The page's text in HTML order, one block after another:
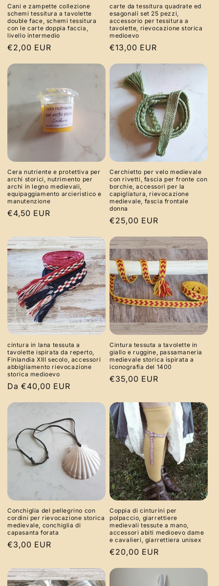
Cani e zampette collezione
schemi tessitura a tavolette
double face, schemi tessitura
con le carte doppia faccia,
livello intermedio
Prezzo
listino
€2,00 EUR
carte da tessitura quadrate ed
esagonali set 25 pezzi,
accessorio per tessitura a
tavolette, rievocazione storica
medioevo
Prezzo
listino
€13,00 EUR
Cera nutriente e protettiva per
archi storici, nutrimento per
archi in legno medievali,
equipaggiamento arcieristico e
manutenzione
Prezzo
listino
€4,50 EUR
Cerchietto per velo medievale
con rivetti, fascia per fronte con
borchie, accessori per la
capigliatura, rievocazione
medievale, fascia frontale
donna
Prezzo
listino
€25,00 EUR
cintura in lana tessuta a
tavolette ispirata da reperto,
Finlandia XIII secolo, accessori
abbigliamento rievocazione
storica medioevo
Prezzo
listino
Da €40,00 EUR
Cintura tessuta a tavolette in
giallo e ruggine, passamaneria
medievale storica ispirata a
iconografia del 1400
Prezzo
listino
€35,00 EUR
Conchiglia del pellegrino con
cordini per rievocazione storica
medievale, conchiglia di
capasanta forata
Prezzo
listino
€3,00 EUR
Coppia di cinturini per
polpaccio, giarrettiere
medievali tessute a mano,
accessori abiti medioevo dame
e cavalieri, giarrettiera unisex
Prezzo
listino
€20,00 EUR